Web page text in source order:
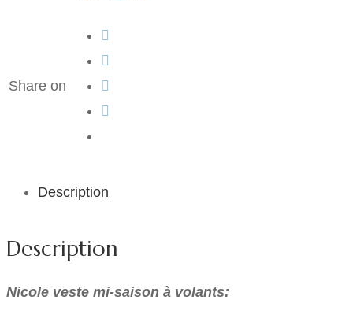
Share on
Description
Description
Nicole veste mi-saison à volants: